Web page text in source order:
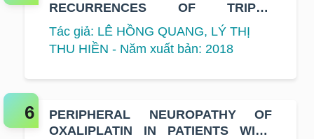
RECURRENCES OF TRIPLE
NEGATIVE BREAST CANCER
PATIENTS AFTER ADJUVANT
TREATMENT WITH 4AC-4TAXANE
Tác giả: LÊ HỒNG QUANG, LÝ THỊ
THU HIỀN - Năm xuất bản: 2018
PERIPHERAL NEUROPATHY OF
OXALIPLATIN IN PATIENTS WITH